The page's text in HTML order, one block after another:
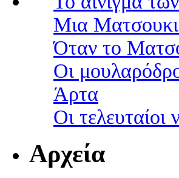
Μια
Όταν το
Οι
Άρτα
Οι
Αρχεία